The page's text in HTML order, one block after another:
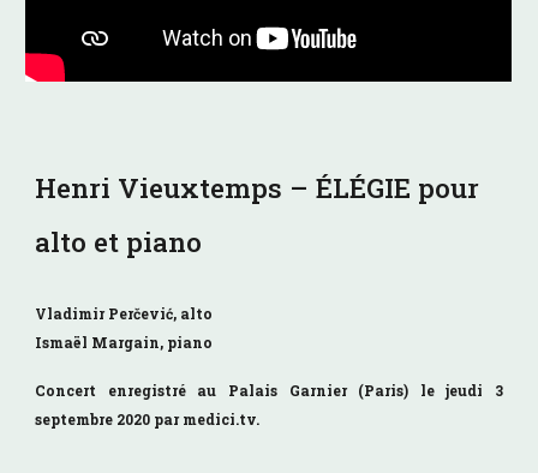
Henri Vieuxtemps – ÉLÉGIE pour
alto et piano
Vladimir Perčević, alto
Ismaël Margain, piano
Concert enregistré au Palais Garnier (Paris) le jeudi 3
septembre 2020 par medici.tv.